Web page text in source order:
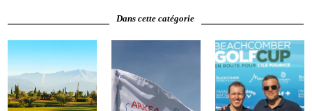
Dans cette catégorie